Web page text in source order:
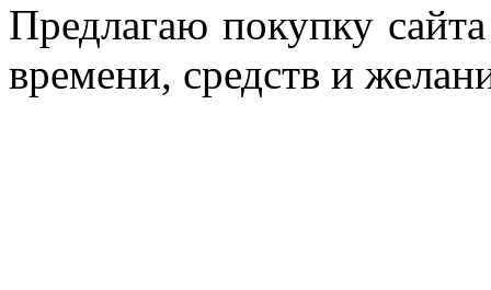
Пред­ла­гаю по­куп­ку
вре­мени, средств и